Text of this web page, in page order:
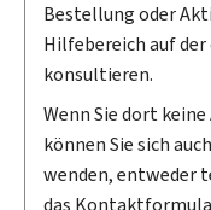
Bestellung oder
Hilfebereich auf
konsultieren.
Wenn Sie dort
können Sie sich
wenden, entweder
das